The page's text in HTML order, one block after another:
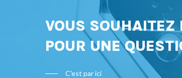
VOUS SOUHAITEZ
POUR UNE
C'est par ici